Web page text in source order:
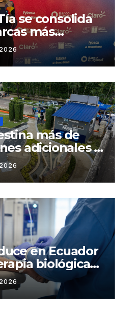
se consolida
más
Ecuador
más de
adicionales a
para fortalecer la
en Ecuador
biológica
de
renal por